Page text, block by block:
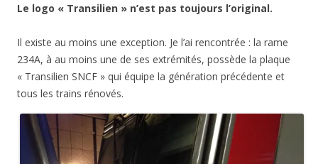
Le logo « Transilien » n’est pas toujours l’original.
Il existe au moins une exception. Je l’ai rencontrée : la rame
234A, à au moins une de ses extrémités, possède la plaque
« Transilien SNCF » qui équipe la génération précédente et
tous les trains rénovés.